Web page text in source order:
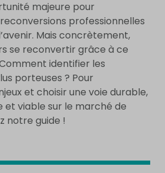
majeure pour
professionnelles
Mais concrètement,
se reconvertir grâce à ce
identifier les
porteuses ? Pour
et choisir une voie durable,
et viable sur le marché de
notre guide !